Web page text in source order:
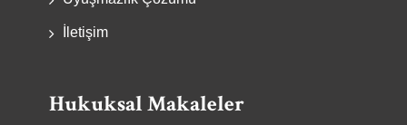
İletişim
Hukuksal Makaleler